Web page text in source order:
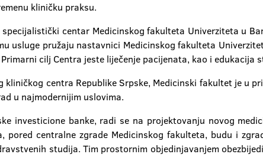
kliničku praksu.
centar Medicinskog fakulteta Univerziteta u
usluge pružaju nastavnici Medicinskog fakulteta
cilj Centra jeste liječenje pacijenata, kao i edukacija
centra Republike Srpske, Medicinski fakultet je u
u najmodernijim uslovima.
investicione banke, radi se na projektovanju novog
pored centralne zgrade Medicinskog fakulteta, budu i
studija. Tim prostornim objedinjavanjem